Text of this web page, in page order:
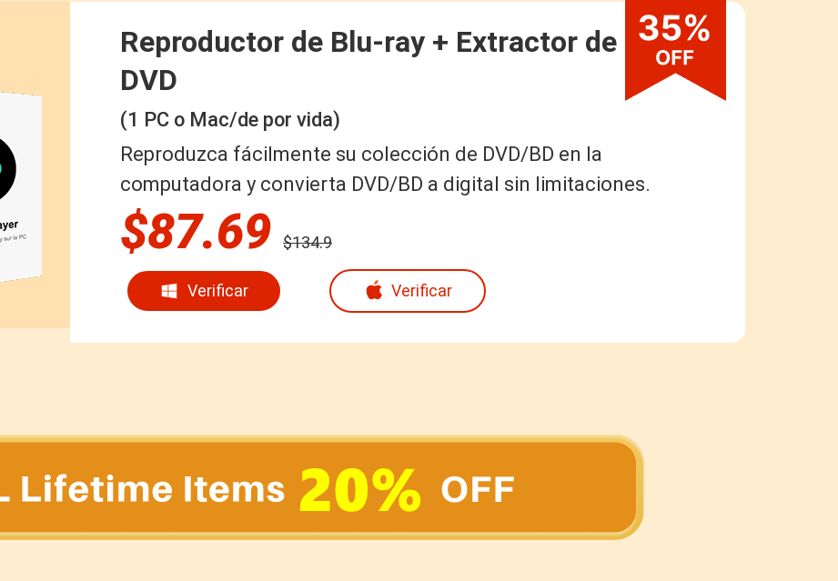
Reproductor de Blu-ray + Extractor de BD-
DVD
(1 PC o Mac/de por vida)
Reproduzca fácilmente su colección de DVD/BD en la
computadora y convierta DVD/BD a digital sin limitaciones.
$87.69 $134.9
Verificar Verificar